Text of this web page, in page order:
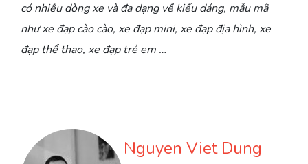
có nhiều dòng xe và đa dạng về kiểu dáng, mẫu mã
như xe đạp cào cào, xe đạp mini, xe đạp địa hình, xe
đạp thể thao, xe đạp trẻ em …
Nguyen Viet Dung